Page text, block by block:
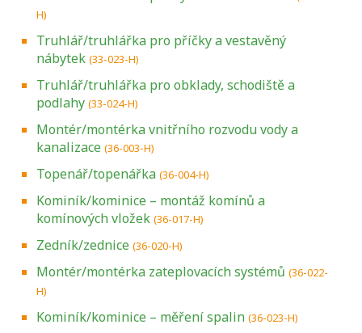
H)
Truhlář/truhlářka pro příčky a vestavěný
nábytek (33-023-H)
Truhlář/truhlářka pro obklady, schodiště a
podlahy (33-024-H)
Montér/montérka vnitřního rozvodu vody a
kanalizace (36-003-H)
Topenář/topenářka (36-004-H)
Kominík/kominice – montáž komínů a
komínových vložek (36-017-H)
Zedník/zednice (36-020-H)
Montér/montérka zateplovacích systémů (36-022-
H)
Kominík/kominice – měření spalin (36-023-H)